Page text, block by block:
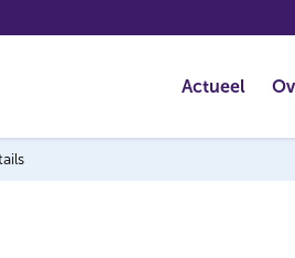
Actueel